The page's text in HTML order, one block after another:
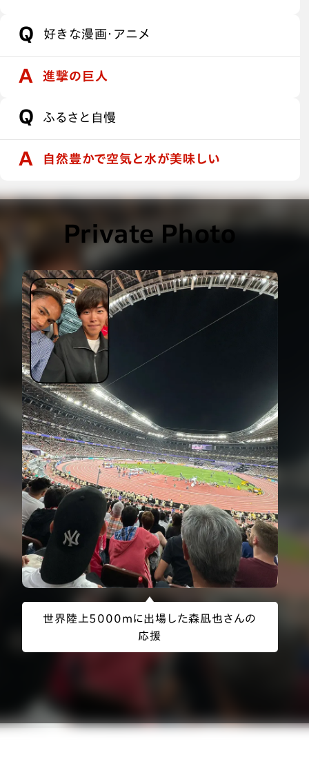
好きな漫画・アニメ
進撃の巨人
ふるさと自慢
自然豊かで空気と水が美味しい
Private Photo
世界陸上5000mに出場した森凪也さんの
応援